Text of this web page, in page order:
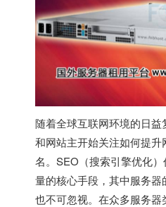
随着全球互联网环境的日
和网站主开始关注如何提
名。SEO（搜索引擎优化
量的核心手段，其中服务
也不可忽视。在众多服务